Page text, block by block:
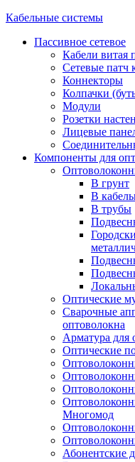
Кабельные системы
Пассивное сетевое
Кабели витая
Сетевые патч
Коннекторы
Колпачки
Модули
Розетки
Лицевые
Компоненты для
В грунт
В
В трубы
Оптические
Сварочные
оптоволокна
Арматура для
Оптические
Многомод
Абонентские